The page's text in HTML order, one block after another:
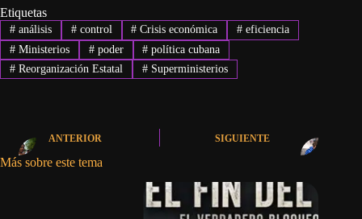
Etiquetas
#análisis #control # Crisis económica # eficiencia
#Ministerios #poder # política cubana
#Reorganización Estatal #Superministerios
ANTERIOR SIGUIENTE
Más sobre este tema